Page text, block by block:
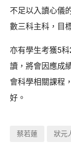
不足以入讀心儀
數三科主科，目
亦有學生考獲5
讀，將會因應成
會科學相關課程
好。
蔡若蓮 狀元